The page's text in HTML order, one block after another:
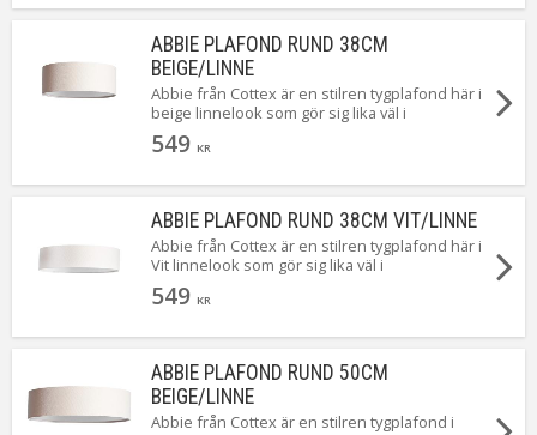
mindre utrymmen såsom hallen eller kanske
sovrummet. Självklart med krokupphäng för en
snabb och smidig installation.
ABBIE PLAFOND RUND 38CM
BEIGE/LINNE
Abbie från Cottex är en stilren tygplafond här i
beige linnelook som gör sig lika väl i
vardagsrummet som i sovrummet. Abbie finns i
3 storlekar i 2 färger och här ser du den
större rummet. Självklart med krokupphäng för
en snabb och smidig installation.
549 KR
ABBIE PLAFOND RUND 38CM VIT/LINNE
Abbie från Cottex är en stilren tygplafond här i
Vit linnelook som gör sig lika väl i
vardagsrummet som i sovrummet. Abbie finns i
3 storlekar i 2 färger och här ser du den
större rummet. Självklart med krokupphäng för
en snabb och smidig installation.
549 KR
ABBIE PLAFOND RUND 50CM
BEIGE/LINNE
Abbie från Cottex är en stilren tygplafond i